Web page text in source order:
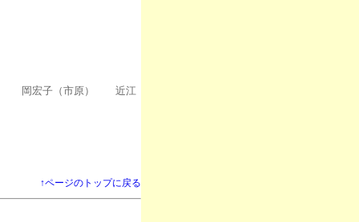
岡宏子（市原） 近江
↑ページのトップに戻る